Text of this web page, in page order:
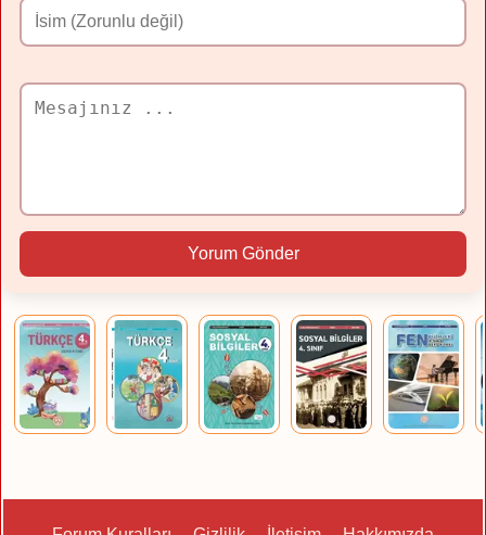
Yorum Gönder